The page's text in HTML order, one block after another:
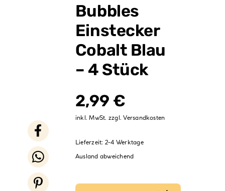
PartydekorationBubbles
Einstecker
Cobalt Blau
– 4 Stück
2,99 €
inkl. MwSt. zzgl.Versandkosten
Lieferzeit: 2-4 Werktage
Ausland abweichend